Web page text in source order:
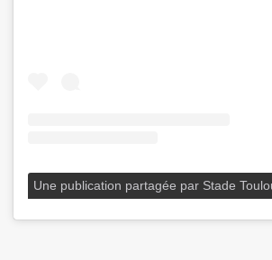
Une publication partagée par Stade